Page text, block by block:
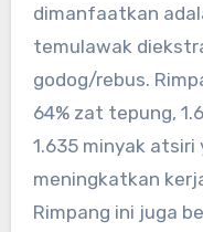
dimanfaatkan
temulawak
godog/rebus.
64% zat tepung,
1.635 minyak
meningkatkan
Rimpang ini juga